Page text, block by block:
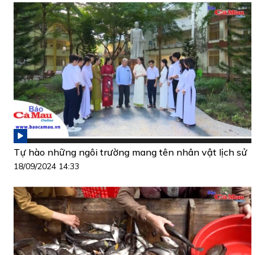
Tự hào những ngôi trường mang tên nhân vật lịch sử
18/09/2024 14:33